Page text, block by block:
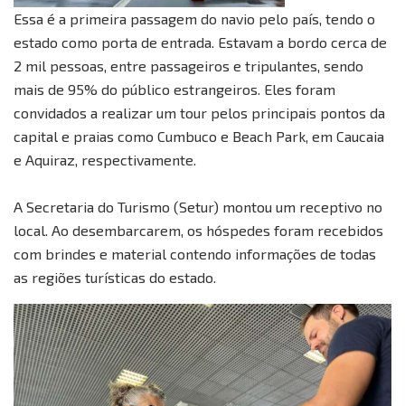
Essa é a primeira passagem do navio pelo país, tendo o
estado como porta de entrada. Estavam a bordo cerca de
2 mil pessoas, entre passageiros e tripulantes, sendo
mais de 95% do público estrangeiros. Eles foram
convidados a realizar um tour pelos principais pontos da
capital e praias como Cumbuco e Beach Park, em Caucaia
e Aquiraz, respectivamente.
A Secretaria do Turismo (Setur) montou um receptivo no
local. Ao desembarcarem, os hóspedes foram recebidos
com brindes e material contendo informações de todas
as regiões turísticas do estado.